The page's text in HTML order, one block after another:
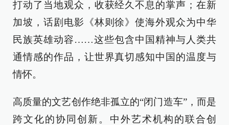
打动了当地观众，收获经久不息的掌声；在新
加坡，话剧电影《林则徐》使海外观众为中华
民族英雄动容……这些包含中国精神与人类共
通情感的作品，让世界真切感知中国的温度与
情怀。
高质量的文艺创作绝非孤立的“闭门造车”，而是
跨文化的协同创新。中外艺术机构的联合创